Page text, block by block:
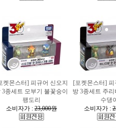
켓몬스터] 피규어 신오지
3종세트 모부기 불꽃숭이
팽도리
소비자가 : 23,000원
[포켓몬스터]
방 3종세트 주
수댕
소비자가 :